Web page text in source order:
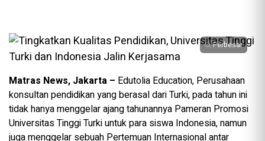
Perbesar
Matras News, Jakarta – Edutolia Education, Perusahaan
konsultan pendidikan yang berasal dari Turki, pada tahun ini
tidak hanya menggelar ajang tahunannya Pameran Promosi
Universitas Tinggi Turki untuk para siswa Indonesia, namun
juga menggelar sebuah Pertemuan Internasional antar